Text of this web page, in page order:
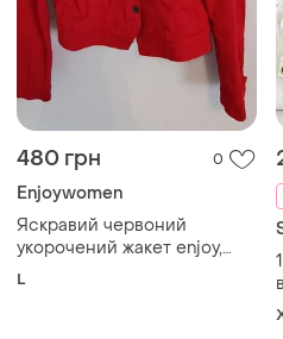
480 грн 0
Enjoywomen
Яскравий червоний
укорочений жакет enjoy,
розмір 42
L